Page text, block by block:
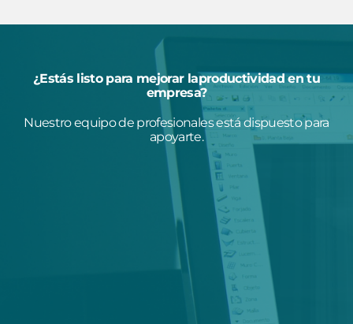
¿Estás listo para mejorar laproductividad en tu
empresa?
Nuestro equipo de profesionales está dispuesto para
apoyarte.